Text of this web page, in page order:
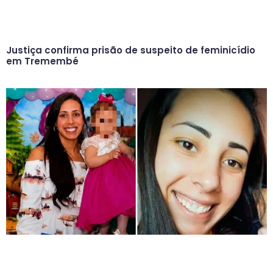
Justiça confirma prisão de suspeito de feminicídio
em Tremembé